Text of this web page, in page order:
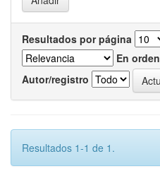
Resultados por página
En orden
Autor/registro
Resultados 1-1 de 1.